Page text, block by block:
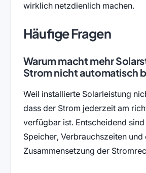
wirklich netzdienlich machen.
Häufige Fragen
Warum macht mehr
Strom nicht automatisch
Weil installierte Solarleistung
dass der Strom jederzeit am
verfügbar ist. Entscheidend sind
Speicher, Verbrauchszeiten und
Zusammensetzung der